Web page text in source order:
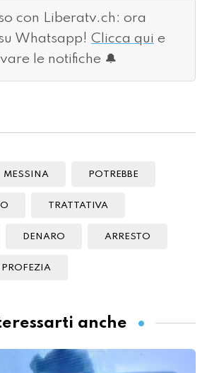
con Liberatv.ch: ora
Whatsapp! Clicca qui e
le notifiche 🔔
MESSINA POTREBBE
TRATTATIVA
DENARO ARRESTO
PROFEZIA
anche